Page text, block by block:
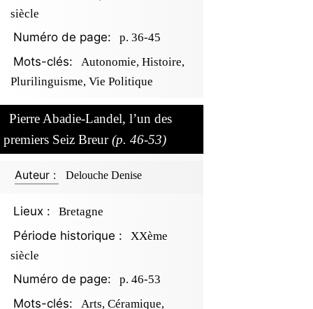
siècle
Numéro de page: p. 36-45
Mots-clés:
Autonomie, Histoire,
Plurilinguisme, Vie Politique
Pierre Abadie-Landel, l’un des
premiers Seiz Breur(p. 46-53)
Auteur : Delouche Denise
Lieux : Bretagne
Période historique :
XXème
siècle
Numéro de page: p. 46-53
Mots-clés:
Arts, Céramique,